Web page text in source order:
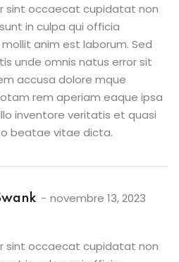
sint occaecat cupidatat non
in culpa qui officia
anim est laborum. Sed
unde omnis natus error sit
accusa dolore mque
rem aperiam eaque ipsa
inventore veritatis et quasi
beatae vitae dicta.
novembre 13, 2023
sint occaecat cupidatat non